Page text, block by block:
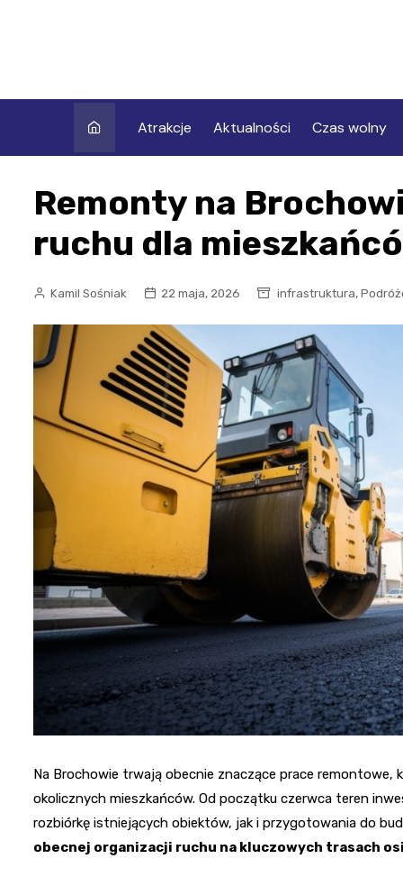
Atrakcje Aktualności Czas wolny
Remonty na
ruchu dla
Kamil Sośniak 22 maja, 2026 infrastruktura,
Na Brochowie trwają obecnie znaczące prace
okolicznych mieszkańców. Od początku czerwca teren
rozbiórkę istniejących obiektów, jak i przygotowania do
obecnej organizacji ruchu na kluczowych trasach